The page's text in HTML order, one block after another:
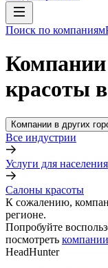
Поиск по компаниям
красоты
Компании в других
Все индустрии
Услуги для населения
Салоны красоты
К сожалению,
регионе.
Попробуйте
посмотреть
HeadHunter